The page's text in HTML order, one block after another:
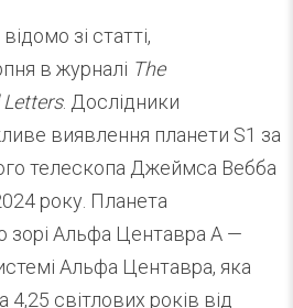
зі статті,
в журналі The
. Дослідники
виявлення планети S1 за
телескопа Джеймса Вебба
року. Планета
зорі Альфа Центавра A —
Альфа Центавра, яка
світлових років від